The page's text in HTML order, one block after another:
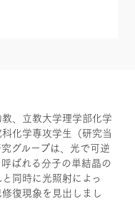
、立教大学理学部化学
化学専攻学生（研究当
グループは、光で可逆
ばれる分子の単結晶の
同時に光照射によっ
復現象を見出しまし